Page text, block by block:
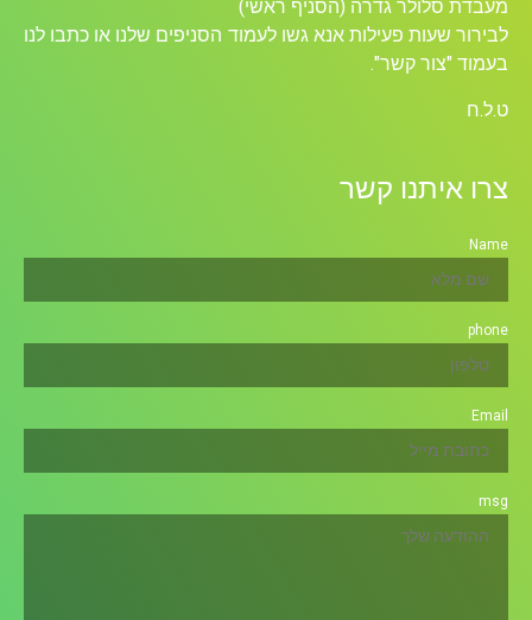
מעבדת סלולר גדרה (הסניף ראשי)
לבירור שעות פעילות אנא גשו לעמוד הסניפים שלנו או כתבו לנו
בעמוד "צור קשר".
ט.ל.ח
צרו איתנו קשר
Name
phone
Email
msg